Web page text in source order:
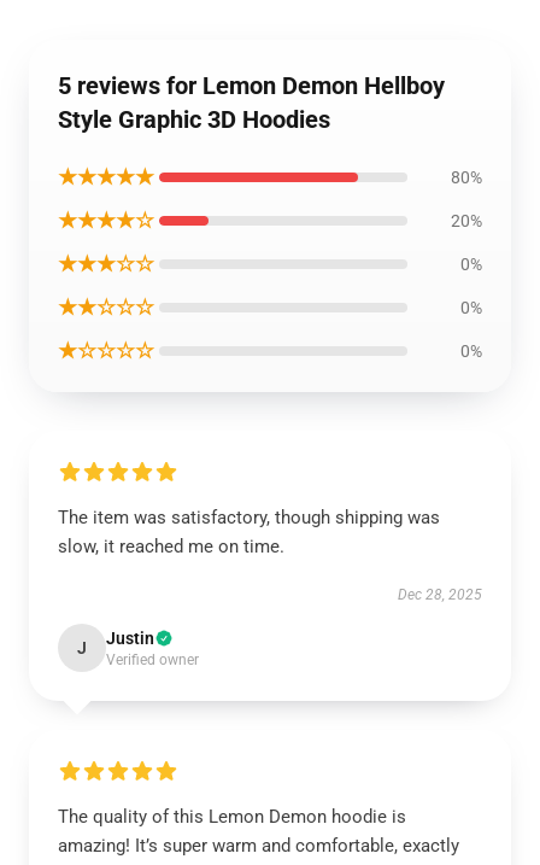
5 reviews for Lemon Demon Hellboy
Style Graphic 3D Hoodies
★★★★★ 80%
★★★★☆ 20%
★★★☆☆ 0%
★★☆☆☆ 0%
★☆☆☆☆ 0%
The item was satisfactory, though shipping was
slow, it reached me on time.
Dec 28, 2025
J Justin
Verified owner
The quality of this Lemon Demon hoodie is
amazing! It’s super warm and comfortable, exactly